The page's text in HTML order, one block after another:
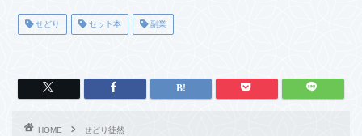
せどり セット本 副業
HOME
せどり徒然